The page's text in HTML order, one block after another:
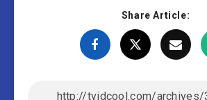
Share Article: